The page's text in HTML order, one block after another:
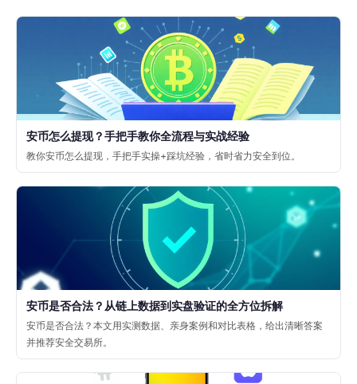
安币怎么提现？手把手教你全流程与实战经验
教你安币怎么提现，手把手实操+踩坑经验，省时省力安全到位。
安币是否合法？从链上数据到实盘验证的全方位拆解
安币是否合法？本文用实测数据、亲身案例和对比表格，给出清晰答案
并推荐安全交易所。